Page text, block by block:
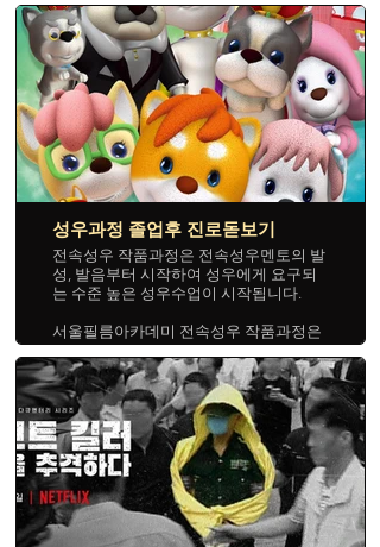
성우과정 졸업후 진로돋보기
전속성우 작품과정은 전속성우멘토의 발
성, 발음부터 시작하여 성우에게 요구되
는 수준 높은 성우수업이 시작됩니다.
서울필름아카데미 전속성우 작품과정은
아카데미 산하의 영화수입사가 수입한 외
화 및 애니메이션에 직접 성우로 참여하
여 포트폴리오를 구성하면서 성우공부를
하는 것입니다.
전속성우 작품과정은 성우수업과 작품활
동을 통해 공인된 포트폴리오가 구성되
어, 방송국 공채성우 선발에 유리한 것은
물론 공인된 포트폴리오를 활용하여 프리
랜서 성우로 활동할 수 있습니다.